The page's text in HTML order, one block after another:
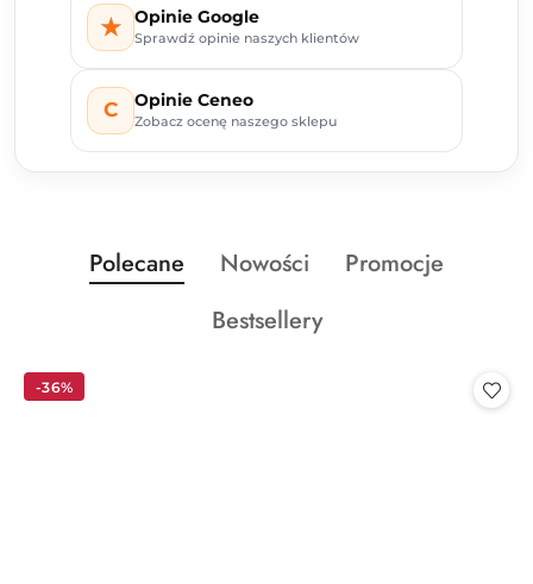
★ Opinie Google
Sprawdź opinie naszych klientów
C Opinie Ceneo
Zobacz ocenę naszego sklepu
Pomiń karuzelę produktów
Produkty
o
Polecane
Produkty
statusie:
Nowości
Produkty
Promocje
Produkty
Bestsellery
-36%